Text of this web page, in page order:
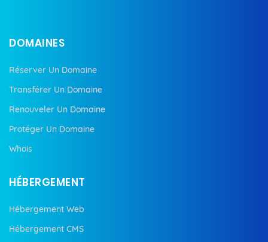
DOMAINES
Réserver Un Domaine
Transférer Un Domaine
Renouveler Un Domaine
Protéger Un Domaine
Whois
HÉBERGEMENT
Hébergement Web
Hébergement CMS